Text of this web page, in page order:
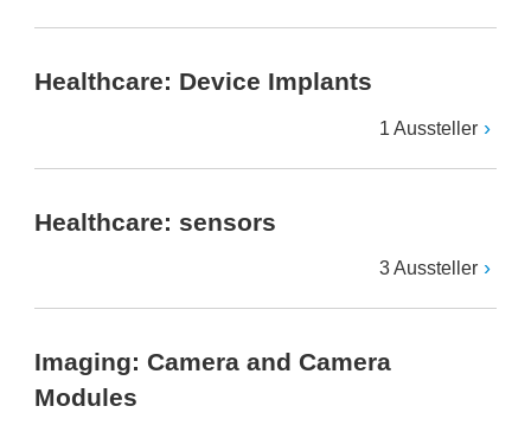
Healthcare: Device Implants
1 Aussteller
Healthcare: sensors
3 Aussteller
Imaging: Camera and Camera
Modules